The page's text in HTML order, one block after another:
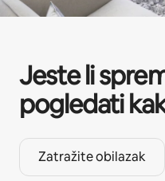
Jeste li
pogledati
Zatražite obilazak